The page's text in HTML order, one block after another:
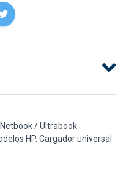
/ Ultrabook.
HP. Cargador universal